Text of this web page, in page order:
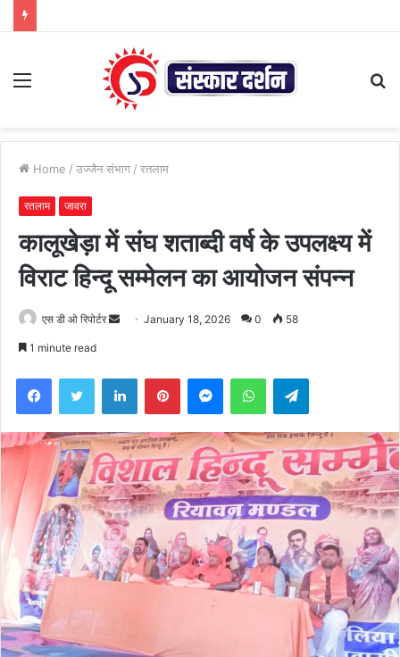
Menu
Home / उज्जैन संभाग / रतलाम
रतलाम जावरा
कालूखेड़ा में संघ शताब्दी वर्ष के उपलक्ष्य में
विराट हिन्दू सम्मेलन का आयोजन संपन्न
एस डी ओ रिपोर्टर
Send January 18, 2026 0 58
1 minute read
FacebookTwitter LinkedInPinterestMessengerWhatsAppTelegram